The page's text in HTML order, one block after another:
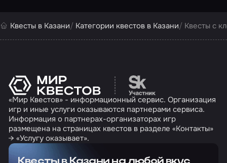
Квесты в Казани Категории квестов в Казани Квесты с
Перейти на сайт
«Мир Квестов» - информационный сервис. Организация
игр и иные услуги оказываются партнерами сервиса.
Информация о партнерах-организаторах игр
размещена на страницах квестов в разделе «Контакты»
→ «Услугу оказывает».